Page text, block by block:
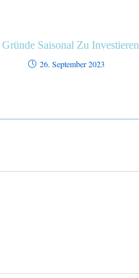
Gründe Saisonal Zu Investieren
26. September 2023